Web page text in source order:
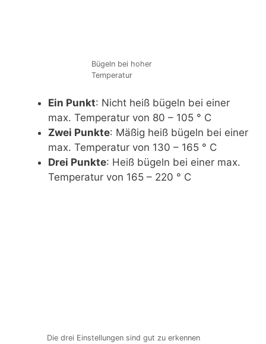
Bügeln bei hoher
Temperatur
Ein Punkt: Nicht heiß bügeln bei einer
max. Temperatur von 80 – 105 ° C
Zwei Punkte: Mäßig heiß bügeln bei einer
max. Temperatur von 130 – 165 ° C
Drei Punkte: Heiß bügeln bei einer max.
Temperatur von 165 – 220 ° C
Die drei Einstellungen sind gut zu erkennen